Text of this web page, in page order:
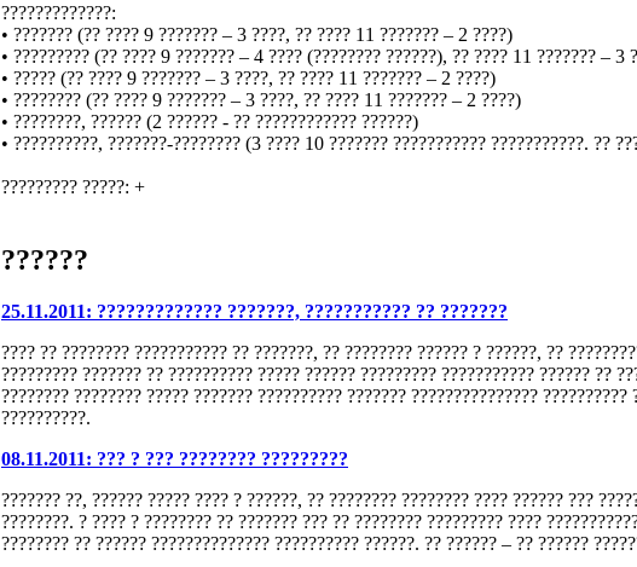
?????????????:
• ??????? (?? ???? 9 ??????? – 3 ????, ?? ???? 11 ??????? – 2 ????)
• ????????? (?? ???? 9 ??????? – 4 ???? (???????? ??????), ?? ???? 11 ??????? – 3
• ????? (?? ???? 9 ??????? – 3 ????, ?? ???? 11 ??????? – 2 ????)
• ???????? (?? ???? 9 ??????? – 3 ????, ?? ???? 11 ??????? – 2 ????)
• ????????, ?????? (2 ?????? - ?? ???????????? ??????)
• ??????????, ???????-???????? (3 ???? 10 ??????? ??????????? ???????????. ??
????????? ?????: +
??????
25.11.2011: ????????????? ???????, ??????????? ?? ???????
???? ?? ???????? ??????????? ?? ???????, ?? ???????? ?????? ? ??????, ??
????????? ??????? ?? ?????????? ????? ?????? ????????? ??????????? ?????? ??
???????? ???????? ????? ??????? ?????????? ??????? ???????????????
??????????.
08.11.2011: ??? ? ??? ???????? ?????????
??????? ??, ?????? ????? ???? ? ??????, ?? ???????? ???????? ???? ?????? ???
????????. ? ???? ? ???????? ?? ??????? ??? ?? ???????? ????????? ????
???????? ?? ?????? ?????????????? ?????????? ??????. ?? ?????? – ?? ??????